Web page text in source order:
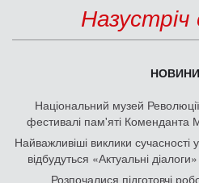
Назустріч
НОВИНИ
Національний музей Революції
фестивалі пам'яті Коменданта
Найважливіші виклики сучасності
відбудуться «Актуальні
Розпочалися підготовчі